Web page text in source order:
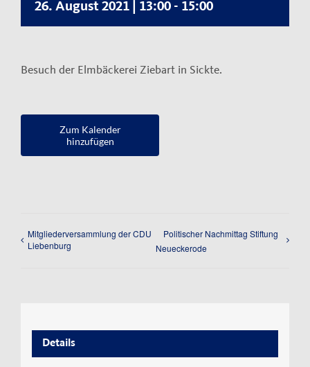
Der Bormann-Bulli
Impressum
26. August 2021 | 13:00 - 15:00
Besuch der Elmbäckerei Ziebart in Sickte.
Zum Kalender
hinzufügen
Mitgliederversammlung der CDU
Liebenburg
Politischer Nachmittag Stiftung
Neueckerode
Details